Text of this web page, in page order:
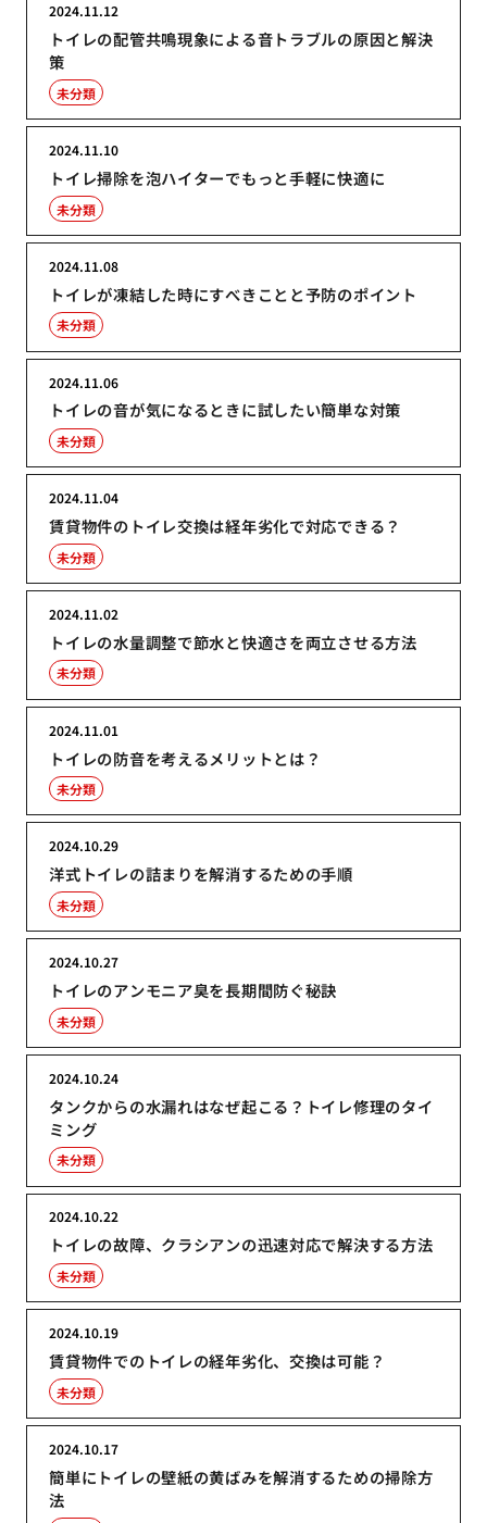
トイレの配管共鳴現象による音トラブルの原因と解決
策
2024.11.12
未分類
トイレ掃除を泡ハイターでもっと手軽に快適に
2024.11.10
未分類
トイレが凍結した時にすべきことと予防のポイント
2024.11.08
未分類
トイレの音が気になるときに試したい簡単な対策
2024.11.06
未分類
賃貸物件のトイレ交換は経年劣化で対応できる？
2024.11.04
未分類
トイレの水量調整で節水と快適さを両立させる方法
2024.11.02
未分類
トイレの防音を考えるメリットとは？
2024.11.01
未分類
洋式トイレの詰まりを解消するための手順
2024.10.29
未分類
トイレのアンモニア臭を長期間防ぐ秘訣
2024.10.27
未分類
タンクからの水漏れはなぜ起こる？トイレ修理のタイ
ミング
2024.10.24
未分類
トイレの故障、クラシアンの迅速対応で解決する方法
2024.10.22
未分類
賃貸物件でのトイレの経年劣化、交換は可能？
2024.10.19
未分類
簡単にトイレの壁紙の黄ばみを解消するための掃除方
法
2024.10.17